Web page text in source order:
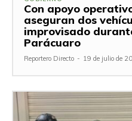
Con apoyo
aseguran dos
improvisado
Parácuaro
Reportero Directo - 19 de julio de